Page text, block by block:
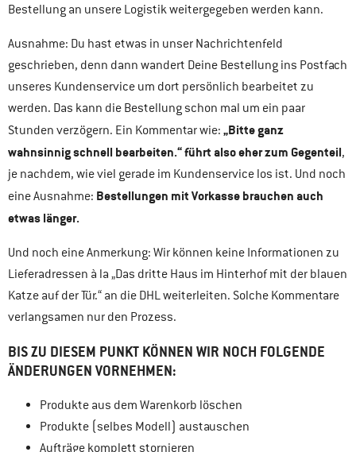
Bestellung an unsere Logistik weitergegeben werden kann.
Ausnahme: Du hast etwas in unser Nachrichtenfeld
geschrieben, denn dann wandert Deine Bestellung ins Postfach
unseres Kundenservice um dort persönlich bearbeitet zu
werden. Das kann die Bestellung schon mal um ein paar
Stunden verzögern. Ein Kommentar wie: „Bitte ganz
wahnsinnig schnell bearbeiten.“ führt also eher zum Gegenteil,
je nachdem, wie viel gerade im Kundenservice los ist. Und noch
eine Ausnahme: Bestellungen mit Vorkasse brauchen auch
etwas länger.
Und noch eine Anmerkung: Wir können keine Informationen zu
Lieferadressen à la „Das dritte Haus im Hinterhof mit der blauen
Katze auf der Tür.“ an die DHL weiterleiten. Solche Kommentare
verlangsamen nur den Prozess.
BIS ZU DIESEM PUNKT KÖNNEN WIR NOCH FOLGENDE
ÄNDERUNGEN VORNEHMEN:
Produkte aus dem Warenkorb löschen
Produkte (selbes Modell) austauschen
Aufträge komplett stornieren